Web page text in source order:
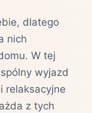
dlatego
nich
W tej
wyjazd
relaksacyjne
z tych